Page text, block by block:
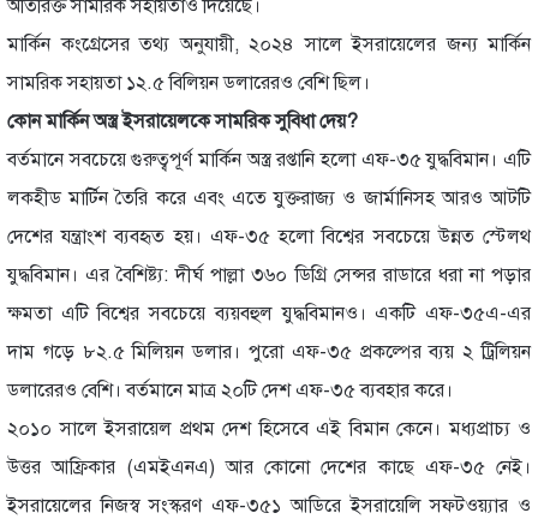
অতিরিক্ত সামরিক সহায়তাও দিয়েছে।
মার্কিন কংগ্রেসের তথ্য অনুযায়ী, ২০২৪ সালে ইসরায়েলের জন্য মার্কিন
সামরিক সহায়তা ১২.৫ বিলিয়ন ডলারেরও বেশি ছিল।
কোন মার্কিন অস্ত্র ইসরায়েলকে সামরিক সুবিধা দেয়?
বর্তমানে সবচেয়ে গুরুত্বপূর্ণ মার্কিন অস্ত্র রপ্তানি হলো এফ-৩৫ যুদ্ধবিমান। এটি
লকহীড মার্টিন তৈরি করে এবং এতে যুক্তরাজ্য ও জার্মানিসহ আরও আটটি
দেশের যন্ত্রাংশ ব্যবহৃত হয়। এফ-৩৫ হলো বিশ্বের সবচেয়ে উন্নত স্টেলথ
যুদ্ধবিমান। এর বৈশিষ্ট্য: দীর্ঘ পাল্লা ৩৬০ ডিগ্রি সেন্সর রাডারে ধরা না পড়ার
ক্ষমতা এটি বিশ্বের সবচেয়ে ব্যয়বহুল যুদ্ধবিমানও। একটি এফ-৩৫এ-এর
দাম গড়ে ৮২.৫ মিলিয়ন ডলার। পুরো এফ-৩৫ প্রকল্পের ব্যয় ২ ট্রিলিয়ন
ডলারেরও বেশি। বর্তমানে মাত্র ২০টি দেশ এফ-৩৫ ব্যবহার করে।
২০১০ সালে ইসরায়েল প্রথম দেশ হিসেবে এই বিমান কেনে। মধ্যপ্রাচ্য ও
উত্তর আফ্রিকার (এমইএনএ) আর কোনো দেশের কাছে এফ-৩৫ নেই।
ইসরায়েলের নিজস্ব সংস্করণ এফ-৩৫১ আডিরে ইসরায়েলি সফটওয়্যার ও